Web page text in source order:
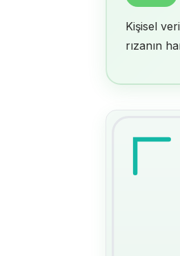
Kişisel
rızanın